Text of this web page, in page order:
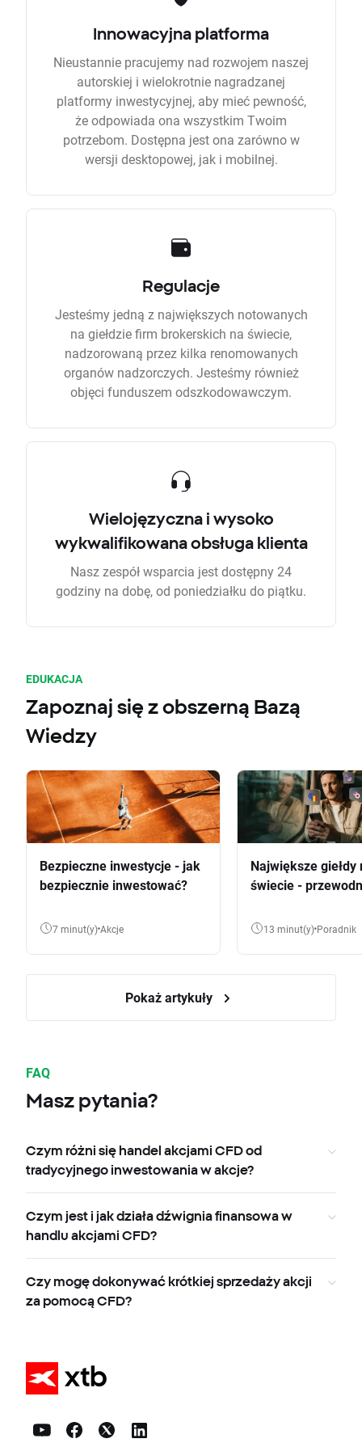
Innowacyjna platforma
Nieustannie pracujemy nad rozwojem naszej
autorskiej i wielokrotnie nagradzanej
platformy inwestycyjnej, aby mieć pewność,
że odpowiada ona wszystkim Twoim
potrzebom. Dostępna jest ona zarówno w
wersji desktopowej, jak i mobilnej.
Regulacje
Jesteśmy jedną z największych notowanych
na giełdzie firm brokerskich na świecie,
nadzorowaną przez kilka renomowanych
organów nadzorczych. Jesteśmy również
objęci funduszem odszkodowawczym.
Wielojęzyczna i wysoko
wykwalifikowana obsługa klienta
Nasz zespół wsparcia jest dostępny 24
godziny na dobę, od poniedziałku do piątku.
EDUKACJA
Zapoznaj się z obszerną Bazą
Wiedzy
Bezpieczne inwestycje - jak
bezpiecznie inwestować?
7 minut(y) Akcje
Największe giełdy
świecie -
13 minut(y) Poradnik
Pokaż artykuły
FAQ
Masz pytania?
Czym różni się handel akcjami CFD od
tradycyjnego inwestowania w akcje?
Czym jest i jak działa dźwignia finansowa w
handlu akcjami CFD?
Czy mogę dokonywać krótkiej sprzedaży akcji
za pomocą CFD?